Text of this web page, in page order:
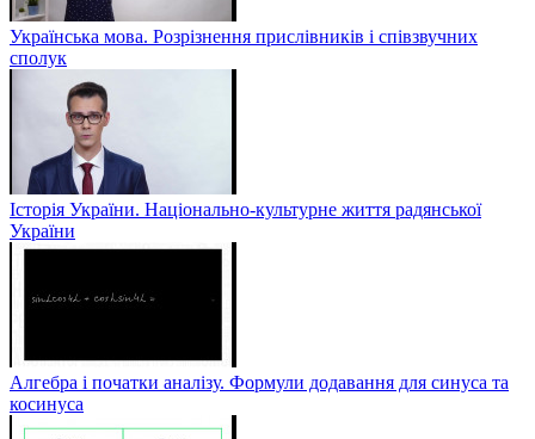
Українська мова. Розрізнення прислівників і співзвучних
сполук
Історія України. Національно-культурне життя радянської
України
Алгебра і початки аналізу. Формули додавання для синуса та
косинуса